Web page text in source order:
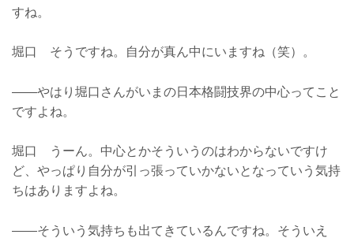
すね。
堀口 そうですね。自分が真ん中にいますね（笑）。
――やはり堀口さんがいまの日本格闘技界の中心ってこと
ですよね。
堀口 うーん。中心とかそういうのはわからないですけ
ど、やっぱり自分が引っ張っていかないとなっていう気持
ちはありますよね。
――そういう気持ちも出てきているんですね。そういえ